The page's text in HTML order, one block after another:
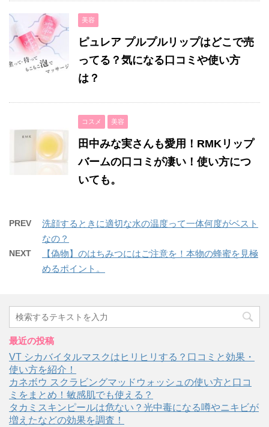
美容
ピュレア プルプルリップはどこで売
ってる？気になる口コミや使い方
は？
コスメ 美容
田中みな実さんも愛用！RMKリップ
バームの口コミが凄い！使い方につ
いても。
PREV
洗顔するときに適切な水の温度って一体何度がベスト
なの？
NEXT
【偽物】のはちみつにはご注意を！本物の蜂蜜を見極
めるポイント。
最近の投稿
VT シカバイタルマスクはヒリヒリする？口コミと効果・
使い方を紹介！
カネボウ スクラビングマッドウォッシュの使い方と口コ
ミをまとめ！敏感肌でも使える？
タカミスキンピールは危ない？光中毒になる噂やニキビが
増えたなどの効果を調査！